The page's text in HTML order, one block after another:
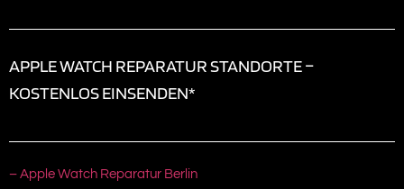
APPLE WATCH REPARATUR STANDORTE –
KOSTENLOS EINSENDEN*
– Apple Watch Reparatur Berlin